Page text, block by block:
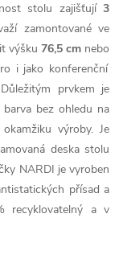
stolu zajišťují3
zamontované ve
výšku 76,5 cm nebo
i jako konferenční
prvkem je
bez ohledu na
výroby. Je
deska stolu
NARDI je vyroben
přísad a
recyklovatelný a v